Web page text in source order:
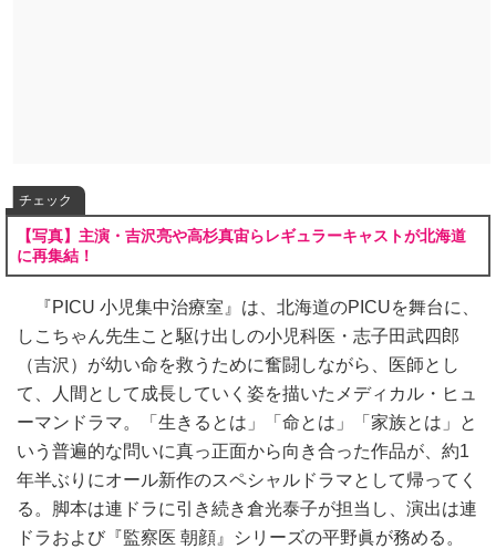
チェック
【写真】主演・吉沢亮や高杉真宙らレギュラーキャストが北海道
に再集結！
『PICU 小児集中治療室』は、北海道のPICUを舞台に、
しこちゃん先生こと駆け出しの小児科医・志子田武四郎
（吉沢）が幼い命を救うために奮闘しながら、医師とし
て、人間として成長していく姿を描いたメディカル・ヒュ
ーマンドラマ。「生きるとは」「命とは」「家族とは」と
いう普遍的な問いに真っ正面から向き合った作品が、約1
年半ぶりにオール新作のスペシャルドラマとして帰ってく
る。脚本は連ドラに引き続き倉光泰子が担当し、演出は連
ドラおよび『監察医 朝顔』シリーズの平野眞が務める。